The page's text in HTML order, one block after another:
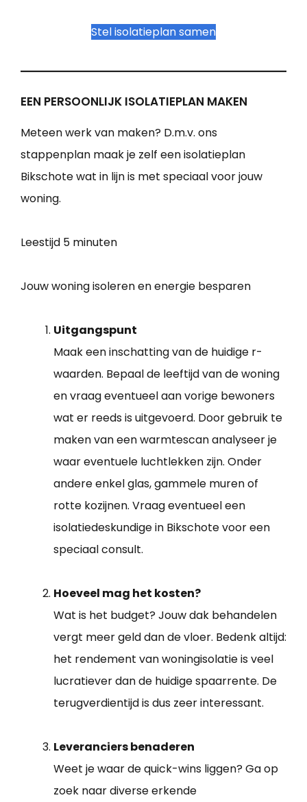
Stel isolatieplan samen
EEN PERSOONLIJK ISOLATIEPLAN MAKEN
Meteen werk van maken? D.m.v. ons
stappenplan maak je zelf een isolatieplan
Bikschote wat in lijn is met speciaal voor jouw
woning.
Leestijd 5 minuten
Jouw woning isoleren en energie besparen
Uitgangspunt
Maak een inschatting van de huidige r-
waarden. Bepaal de leeftijd van de woning
en vraag eventueel aan vorige bewoners
wat er reeds is uitgevoerd. Door gebruik te
maken van een warmtescan analyseer je
waar eventuele luchtlekken zijn. Onder
andere enkel glas, gammele muren of
rotte kozijnen. Vraag eventueel een
isolatiedeskundige in Bikschote voor een
speciaal consult.
Hoeveel mag het kosten?
Wat is het budget? Jouw dak behandelen
vergt meer geld dan de vloer. Bedenk altijd:
het rendement van woningisolatie is veel
lucratiever dan de huidige spaarrente. De
terugverdientijd is dus zeer interessant.
Leveranciers benaderen
Weet je waar de quick-wins liggen? Ga op
zoek naar diverse erkende